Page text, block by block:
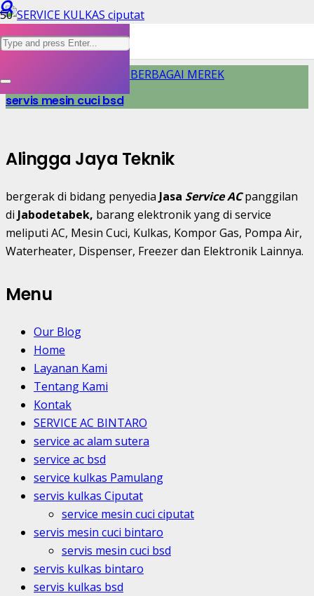
servis kulkas Ciputat
servis mesin cuci bsd
Alingga Jaya Teknik
bergerak di bidang penyedia Jasa Service ACpanggilan
di Jabodetabek, barang elektronik yang di service
meliputi AC, Mesin Cuci, Kulkas, Kompor Gas, Pompa Air,
Waterheater, Dispenser, Freezer dan Elektronik Lainnya.
Menu
Our Blog
Home
Layanan Kami
Tentang Kami
Kontak
SERVICE AC BINTARO
service ac alam sutera
service ac bsd
service kulkas Pamulang
servis kulkas Ciputat
service mesin cuci ciputat
servis mesin cuci bintaro
servis mesin cuci bsd
servis kulkas bintaro
servis kulkas bsd